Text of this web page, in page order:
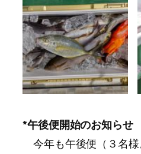
*午後便開始のお知らせ
今年も午後便（３名